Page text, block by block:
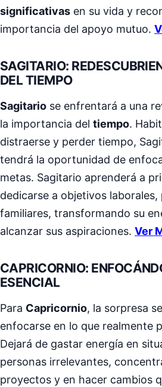
significativas en su vida y
importancia del apoyo mutuo.
SAGITARIO:
DEL TIEMPO
Sagitario se enfrentará a una
la importancia del tiempo.
distraerse y perder tiempo,
tendrá la oportunidad de
metas. Sagitario aprenderá a
dedicarse a objetivos laborales,
familiares, transformando su
alcanzar sus aspiraciones. Ver
CAPRICORNIO:
ESENCIAL
Para Capricornio, la sorpresa
enfocarse en lo que realmente
Dejará de gastar energía en
personas irrelevantes,
proyectos y en hacer cambios